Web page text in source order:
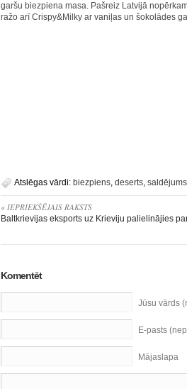
garšu biezpiena masa. Pašreiz Latvijā
ražo arī Crispy&Milky ar vaniļas un šokolādes
Atslēgas vārdi: biezpiens, deserts, saldējums
« IEPRIEKŠĒJAIS RAKSTS
Baltkrievijas eksports uz Krieviju palielinājies
Komentēt
Jūsu vārds
E-pasts
Mājaslapa